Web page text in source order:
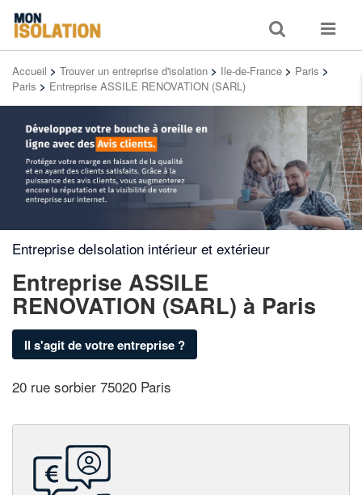
Toggle
search
Toggle
Accueil > Trouver un entreprise d'isolation > Ile-de-France > Paris >
Paris > Entreprise ASSILE RENOVATION (SARL)
Entreprise deIsolation intérieur et extérieur
Entreprise ASSILE
RENOVATION (SARL) à Paris
Il s'agit de votre entreprise ?
20 rue sorbier 75020 Paris